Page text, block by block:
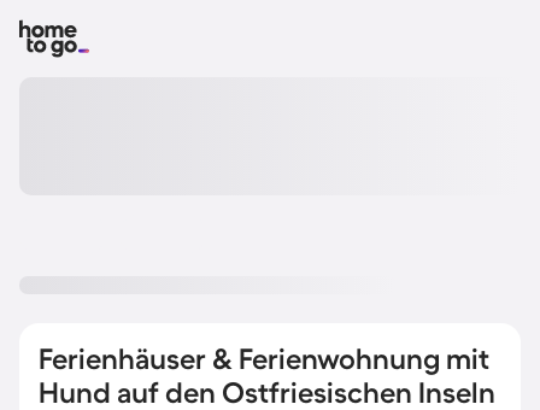
Ferienhäuser & Ferienwohnung mit
Hund auf den Ostfriesischen Inseln